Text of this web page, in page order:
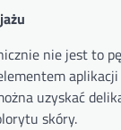
nie jest to
uzyskać
skóry.